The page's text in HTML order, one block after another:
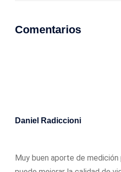
Comentarios
Daniel Radiccioni
Muy buen aporte de